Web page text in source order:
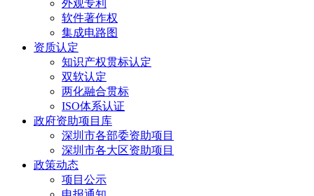
外观专利
软件著作权
集成电路图
资质认定
知识产权贯标认定
双软认定
两化融合贯标
ISO体系认证
政府资助项目库
深圳市各部委资助项目
深圳市各大区资助项目
政策动态
项目公示